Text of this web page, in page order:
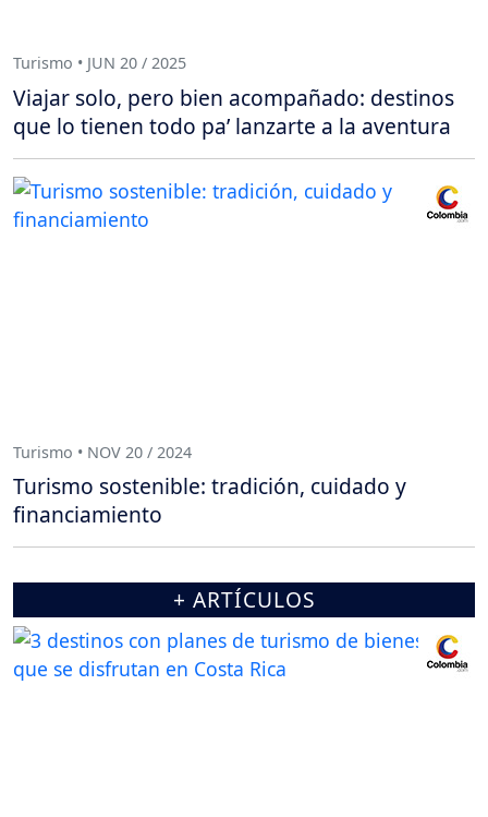
Turismo • JUN 20 / 2025
Viajar solo, pero bien acompañado: destinos
que lo tienen todo pa’ lanzarte a la aventura
Turismo • NOV 20 / 2024
Turismo sostenible: tradición, cuidado y
financiamiento
+ ARTÍCULOS